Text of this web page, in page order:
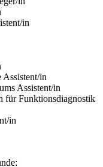
in
in
Assistent/in
für Funktionsdiagnostik
in